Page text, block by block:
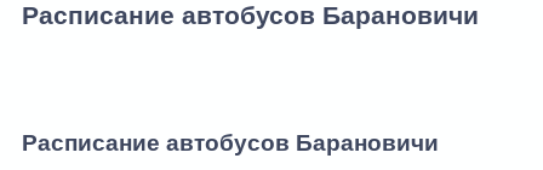
Расписание автобусов Барановичи
Расписание автобусов Барановичи